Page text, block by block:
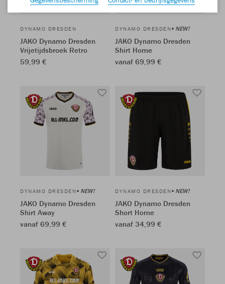
DYNAMO DRESDEN
JAKO Dynamo Dresden
Vrijetijdsbroek Retro
59,99 €
DYNAMO DRESDEN NEW!
JAKO Dynamo Dresden
Shirt Home
vanaf 69,99 €
DYNAMO DRESDEN NEW!
JAKO Dynamo Dresden
Shirt Away
vanaf 69,99 €
DYNAMO DRESDEN NEW!
JAKO Dynamo Dresden
Short Home
vanaf 34,99 €